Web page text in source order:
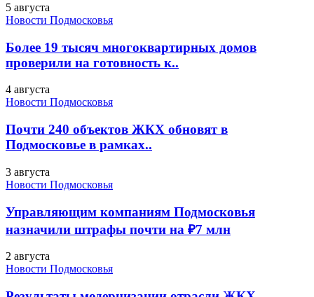
5 августа
Новости Подмосковья
Более 19 тысяч многоквартирных домов
проверили на готовность к..
4 августа
Новости Подмосковья
Почти 240 объектов ЖКХ обновят в
Подмосковье в рамках..
3 августа
Новости Подмосковья
Управляющим компаниям Подмосковья
назначили штрафы почти на ₽7 млн
2 августа
Новости Подмосковья